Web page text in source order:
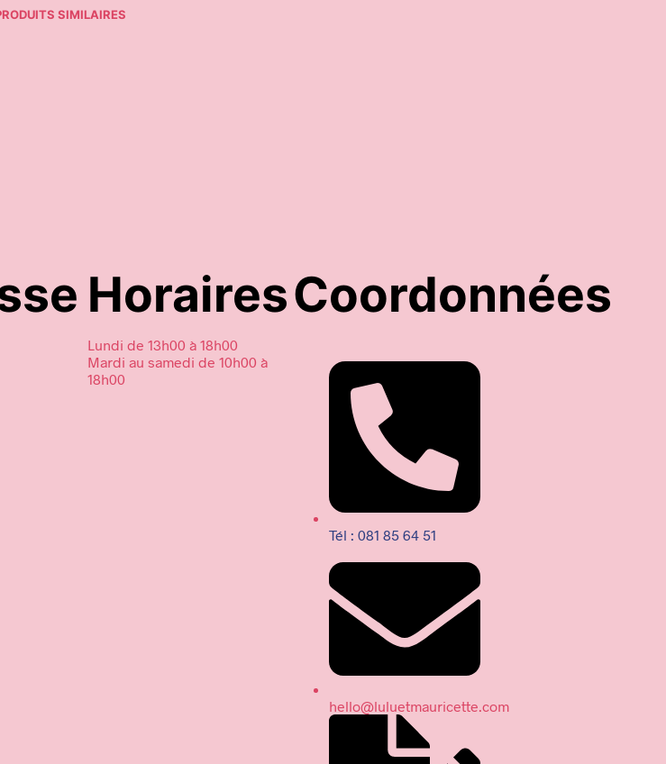
SIMILAIRES
Horaires
Lundi de 13h00 à 18h00
Mardi au samedi de 10h00 à
18h00
Coordonnées
Tél : 081 85 64 51
hello@luluetmauricette.com